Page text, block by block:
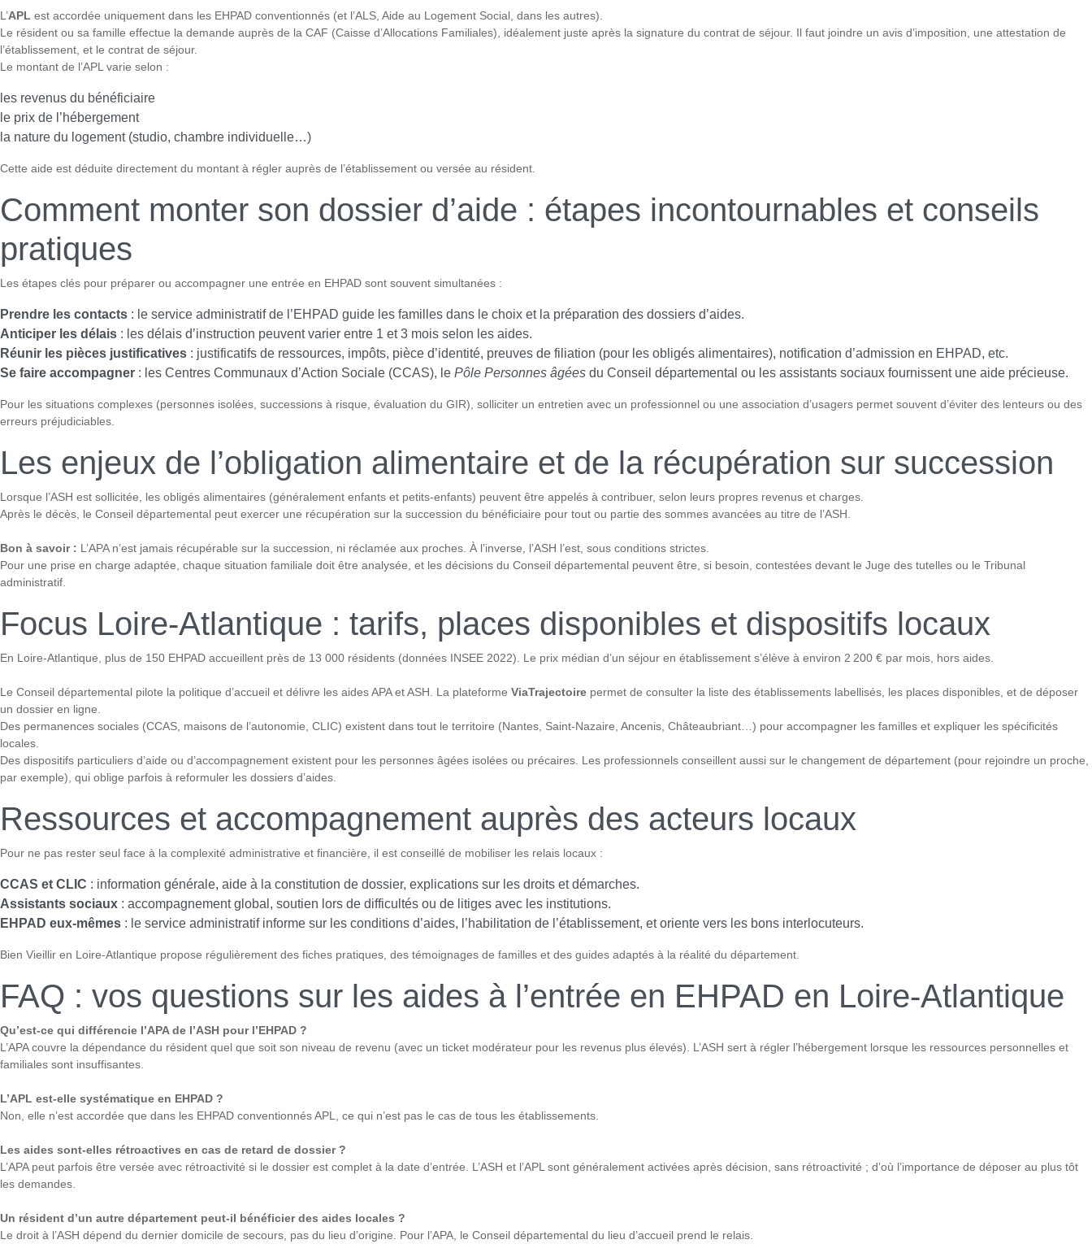
L’APL est accordée uniquement dans les EHPAD conventionnés (et l’ALS, Aide au Logement Social, dans les autres).
Le résident ou sa famille effectue la demande auprès de la CAF (Caisse d’Allocations Familiales), idéalement juste après la signature du contrat de séjour. Il faut joindre un avis d’imposition, une attestation de
l’établissement, et le contrat de séjour.
Le montant de l’APL varie selon :
les revenus du bénéficiaire
le prix de l’hébergement
la nature du logement (studio, chambre individuelle…)
Cette aide est déduite directement du montant à régler auprès de l’établissement ou versée au résident.
Comment monter son dossier d’aide : étapes incontournables et conseils
pratiques
Les étapes clés pour préparer ou accompagner une entrée en EHPAD sont souvent simultanées :
Prendre les contacts : le service administratif de l’EHPAD guide les familles dans le choix et la préparation des dossiers d’aides.
Anticiper les délais : les délais d’instruction peuvent varier entre 1 et 3 mois selon les aides.
Réunir les pièces justificatives : justificatifs de ressources, impôts, pièce d’identité, preuves de filiation (pour les obligés alimentaires), notification d’admission en EHPAD, etc.
Se faire accompagner : les Centres Communaux d’Action Sociale (CCAS), le Pôle Personnes âgées du Conseil départemental ou les assistants sociaux fournissent une aide précieuse.
Pour les situations complexes (personnes isolées, successions à risque, évaluation du GIR), solliciter un entretien avec un professionnel ou une association d’usagers permet souvent d’éviter des lenteurs ou des
erreurs préjudiciables.
Les enjeux de l’obligation alimentaire et de la récupération sur succession
Lorsque l’ASH est sollicitée, les obligés alimentaires (généralement enfants et petits-enfants) peuvent être appelés à contribuer, selon leurs propres revenus et charges.
Après le décès, le Conseil départemental peut exercer une récupération sur la succession du bénéficiaire pour tout ou partie des sommes avancées au titre de l’ASH.
Bon à savoir : L’APA n’est jamais récupérable sur la succession, ni réclamée aux proches. À l’inverse, l’ASH l’est, sous conditions strictes.
Pour une prise en charge adaptée, chaque situation familiale doit être analysée, et les décisions du Conseil départemental peuvent être, si besoin, contestées devant le Juge des tutelles ou le Tribunal
administratif.
Focus Loire-Atlantique : tarifs, places disponibles et dispositifs locaux
En Loire-Atlantique, plus de 150 EHPAD accueillent près de 13 000 résidents (données INSEE 2022). Le prix médian d’un séjour en établissement s’élève à environ 2 200 € par mois, hors aides.
Le Conseil départemental pilote la politique d’accueil et délivre les aides APA et ASH. La plateforme ViaTrajectoire permet de consulter la liste des établissements labellisés, les places disponibles, et de déposer
un dossier en ligne.
Des permanences sociales (CCAS, maisons de l’autonomie, CLIC) existent dans tout le territoire (Nantes, Saint-Nazaire, Ancenis, Châteaubriant…) pour accompagner les familles et expliquer les spécificités
locales.
Des dispositifs particuliers d’aide ou d’accompagnement existent pour les personnes âgées isolées ou précaires. Les professionnels conseillent aussi sur le changement de département (pour rejoindre un proche,
par exemple), qui oblige parfois à reformuler les dossiers d’aides.
Ressources et accompagnement auprès des acteurs locaux
Pour ne pas rester seul face à la complexité administrative et financière, il est conseillé de mobiliser les relais locaux :
CCAS et CLIC : information générale, aide à la constitution de dossier, explications sur les droits et démarches.
Assistants sociaux : accompagnement global, soutien lors de difficultés ou de litiges avec les institutions.
EHPAD eux-mêmes : le service administratif informe sur les conditions d’aides, l’habilitation de l’établissement, et oriente vers les bons interlocuteurs.
Bien Vieillir en Loire-Atlantique propose régulièrement des fiches pratiques, des témoignages de familles et des guides adaptés à la réalité du département.
FAQ : vos questions sur les aides à l’entrée en EHPAD en Loire-Atlantique
Qu’est-ce qui différencie l’APA de l’ASH pour l’EHPAD ?
L’APA couvre la dépendance du résident quel que soit son niveau de revenu (avec un ticket modérateur pour les revenus plus élevés). L’ASH sert à régler l’hébergement lorsque les ressources personnelles et
familiales sont insuffisantes.
L’APL est-elle systématique en EHPAD ?
Non, elle n’est accordée que dans les EHPAD conventionnés APL, ce qui n’est pas le cas de tous les établissements.
Les aides sont-elles rétroactives en cas de retard de dossier ?
L’APA peut parfois être versée avec rétroactivité si le dossier est complet à la date d’entrée. L’ASH et l’APL sont généralement activées après décision, sans rétroactivité ; d’où l’importance de déposer au plus tôt
les demandes.
Un résident d’un autre département peut-il bénéficier des aides locales ?
Le droit à l’ASH dépend du dernier domicile de secours, pas du lieu d’origine. Pour l’APA, le Conseil départemental du lieu d’accueil prend le relais.